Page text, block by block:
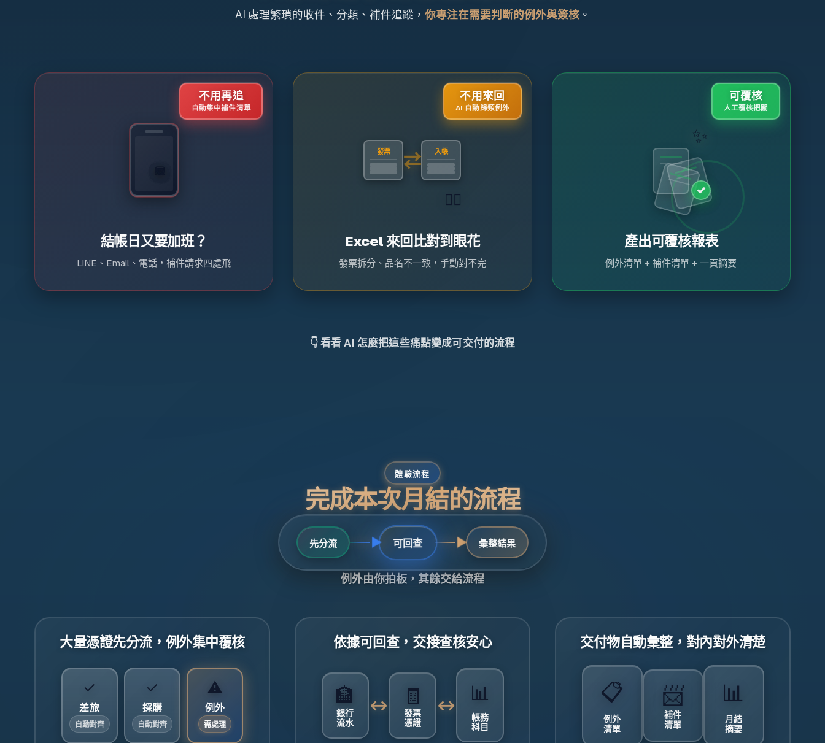
AI 處理繁瑣的收件、分類、補件追蹤， 你專注在需要判斷的例外與簽核。
不用再追
自動集中補件清單
結帳日又要加班？
LINE、Email、電話，補件請求四處飛
不用來回
AI 自動歸類例外
發票 ⇄ 入帳
😵‍💫
Excel 來回比對到眼花
發票拆分、品名不一致，手動對不完
可覆核
人工覆核把關
✨
✓
產出可覆核報表
例外清單 + 補件清單 + 一頁摘要
👇 看看 AI 怎麼把這些痛點變成可交付的流程
體驗流程
完成本次月結的流程
先分流 ▶ 可回查 ▶ 彙整結果
例外由你拍板，其餘交給流程
大量憑證先分流，例外集中覆核
✓
差旅
自動對齊
✓
採購
自動對齊
⚠
例外
需處理
依據可回查，交接查核安心
🏦
銀行
流水
↔ 🧾
發票
憑證
↔ 📊
帳務
科目
交付物自動彙整，對內對外清楚
📋
例外
清單
📨
補件
清單
📊
月結
摘要